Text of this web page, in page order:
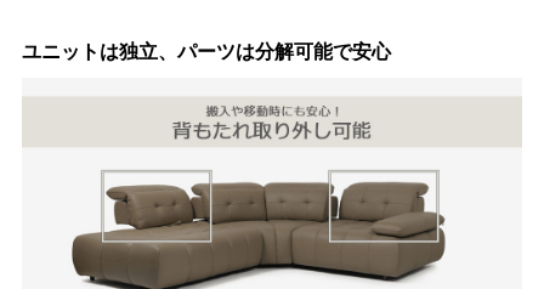
ユニットは独立、パーツは分解可能で安心